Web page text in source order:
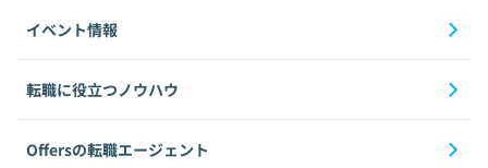
イベント情報
転職に役立つノウハウ
Offersの転職エージェント